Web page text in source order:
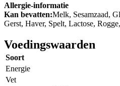
Allergie-informatie
Kan bevatten:Melk, Sesamzaad,
Gerst, Haver, Spelt, Lactose,
Voedingswaarden
Soort
Energie
Vet